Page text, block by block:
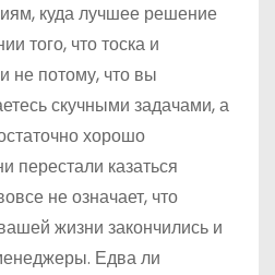
куда лучшее решение
того, что тоска и
не потому, что вы
скучными задачами, а
хорошо
перестали казаться
не означает, что
жизни закончились и
Едва ли